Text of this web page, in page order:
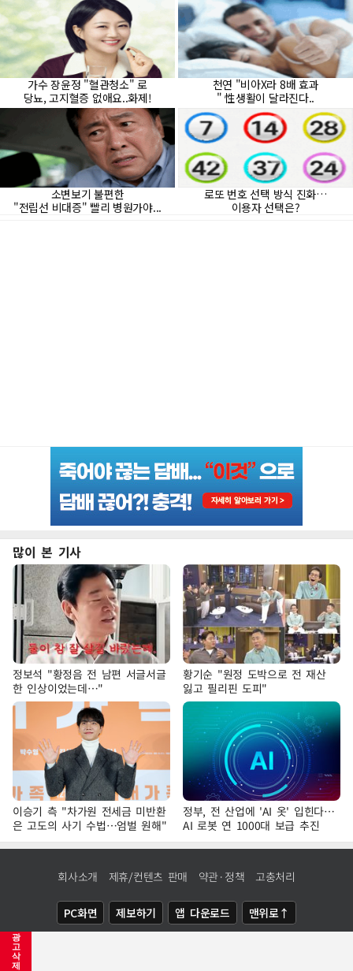
광
고
삭
제
많이 본 기사
정보석 "황정음 전 남편 서글서글
한 인상이었는데…"
황기순 "원정 도박으로 전 재산
잃고 필리핀 도피"
이승기 측 "차가원 전세금 미반환
은 고도의 사기 수법…엄벌 원해"
정부, 전 산업에 'AI 옷' 입힌다…
AI 로봇 연 1000대 보급 추진
회사소개 제휴/컨텐츠 판매 약관·정책 고충처리
PC화면 제보하기 앱 다운로드 맨위로↑